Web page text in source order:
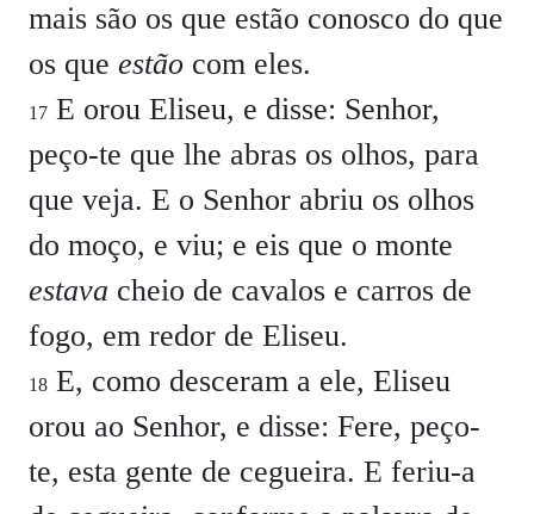
mais são os que estão conosco do que
os que estão com eles.
17 E orou Eliseu, e disse: Senhor,
peço-te que lhe abras os olhos, para
que veja. E o Senhor abriu os olhos
do moço, e viu; e eis que o monte
estava cheio de cavalos e carros de
fogo, em redor de Eliseu.
18 E, como desceram a ele, Eliseu
orou ao Senhor, e disse: Fere, peço-
te, esta gente de cegueira. E feriu-a